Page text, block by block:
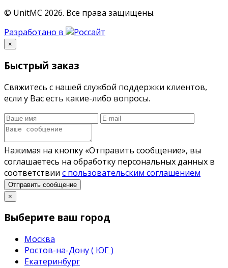
© UnitMC 2026. Все права защищены.
Разработано в
×
Быстрый заказ
Свяжитесь с нашей службой поддержки клиентов,
если у Вас есть какие-либо вопросы.
Нажимая на кнопку «Отправить сообщение», вы
соглашаетесь на обработку персональных данных в
соответствии с пользовательским соглашением
Отправить сообщение
×
Выберите ваш город
Москва
Ростов-на-Дону ( ЮГ )
Екатеринбург